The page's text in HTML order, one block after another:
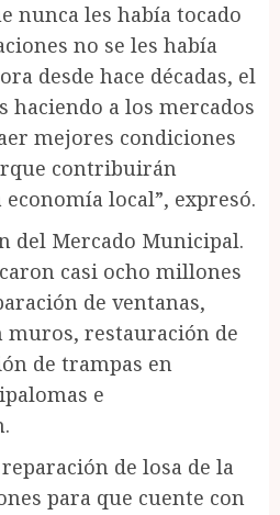
nunca les había tocado
no se les había
desde hace décadas, el
haciendo a los mercados
mejores condiciones
contribuirán
local”, expresó.
del Mercado Municipal.
casi ocho millones
de ventanas,
restauración de
de trampas en
e
de losa de la
para que cuente con